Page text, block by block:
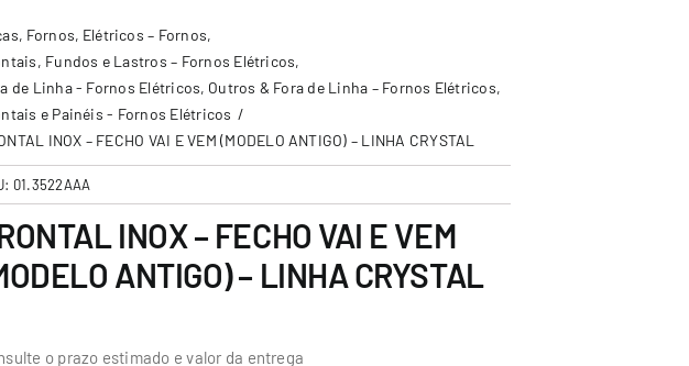
Fornos Elétricos – Fornos
Fundos e Lastros – Fornos Elétricos
de Linha - Fornos Elétricos Outros & Fora de Linha – Fornos Elétricos
e Painéis - Fornos Elétricos
INOX – FECHO VAI E VEM (MODELO ANTIGO) – LINHA CRYSTAL
01.3522AAA
INOX – FECHO VAI E VEM
ANTIGO) – LINHA CRYSTAL
o prazo estimado e valor da entrega